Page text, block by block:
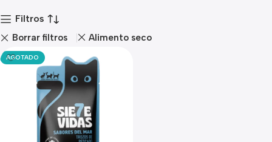
Filtros
Borrar filtros Alimento seco
AGOTADO